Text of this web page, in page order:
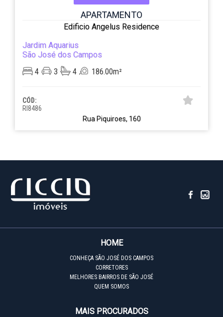
APARTAMENTO
Edificio Angelus Residence
Jardim Aquarius
São José dos Campos
4
3 4 186.00m²
CÓD:
RI8486
Rua Piquiroes, 160
HOME
CONHEÇA SÃO JOSÉ DOS CAMPOS
CORRETORES
MELHORES BAIRROS DE SÃO JOSÉ
QUEM SOMOS
MAIS PROCURADOS